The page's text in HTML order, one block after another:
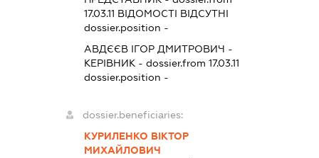
17.03.11 ВІДОМОСТІ ВІДСУТНІ
dossier.position -
АВДЄЄВ ІГОР ДМИТРОВИЧ -
КЕРІВНИК - dossier.from 17.03.11
dossier.position -
dossier.beneficiaries:
КУРИЛЕНКО ВІКТОР
МИХАЙЛОВИЧ